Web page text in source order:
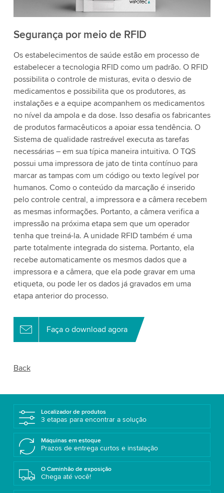
Segurança por meio de RFID
Os estabelecimentos de saúde estão em processo de
estabelecer a tecnologia RFID como um padrão. O RFID
possibilita o controle de misturas, evita o desvio de
medicamentos e possibilita que os produtores, as
instalações e a equipe acompanhem os medicamentos
no nível da ampola e da dose. Isso desafia os fabricantes
de produtos farmacêuticos a apoiar essa tendência. O
Sistema de qualidade rastreável executa as tarefas
necessárias – em sua típica maneira intuitiva. O TQS
possui uma impressora de jato de tinta contínuo para
marcar as tampas com um código ou texto legível por
humanos. Como o conteúdo da marcação é inserido
pelo controle central, a impressora e a câmera recebem
as mesmas informações. Portanto, a câmera verifica a
impressão na próxima etapa sem que um operador
tenha que treiná-la. A unidade RFID também é uma
parte totalmente integrada do sistema. Portanto, ela
recebe automaticamente os mesmos dados que a
impressora e a câmera, que ela pode gravar em uma
etiqueta, ou pode ler os dados já gravados em uma
etapa anterior do processo.
Faça o download agora
Back
Localizador de produtos
3 etapas para encontrar a solução
Máquinas em estoque
Prazos de entrega curtos e instalação
O Caminhão de exposição
Chega até você!